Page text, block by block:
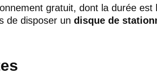
gratuit, dont la durée est
de disposer un disque de